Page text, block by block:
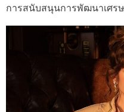
การสนับสนุนการพัฒนาเศร